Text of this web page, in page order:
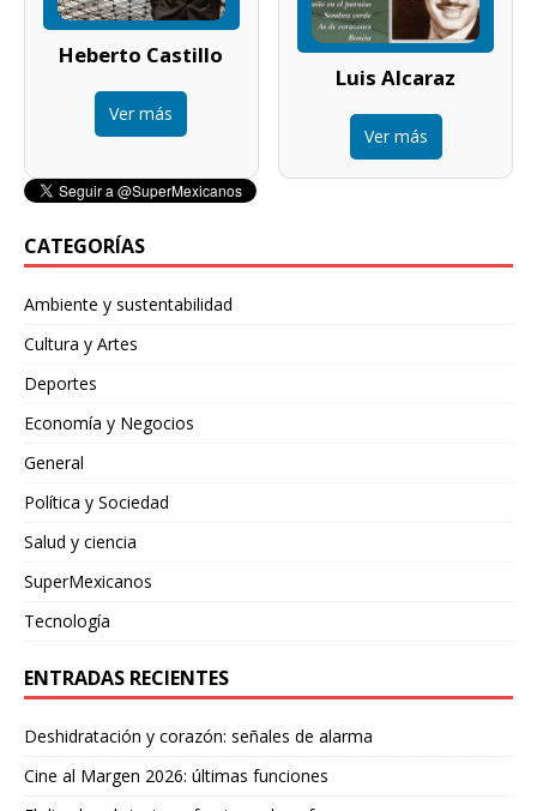
Heberto Castillo
Ver más
Luis Alcaraz
Ver más
CATEGORÍAS
Ambiente y sustentabilidad
Cultura y Artes
Deportes
Economía y Negocios
General
Política y Sociedad
Salud y ciencia
SuperMexicanos
Tecnología
ENTRADAS RECIENTES
Deshidratación y corazón: señales de alarma
Cine al Margen 2026: últimas funciones